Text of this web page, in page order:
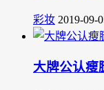
彩妆 2019-09-
大牌公认瘦